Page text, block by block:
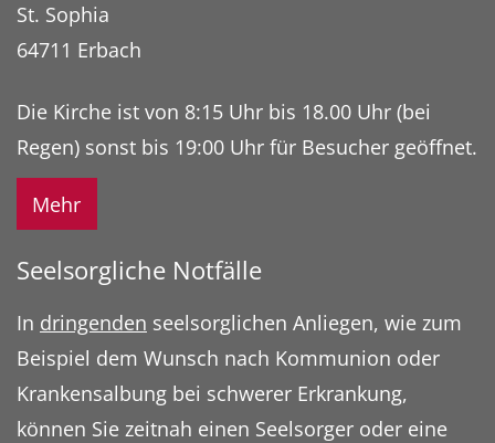
St. Sophia
64711 Erbach
Die Kirche ist von 8:15 Uhr bis 18.00 Uhr (bei
Regen) sonst bis 19:00 Uhr für Besucher geöffnet.
Mehr
Seelsorgliche Notfälle
In dringenden seelsorglichen Anliegen, wie zum
Beispiel dem Wunsch nach Kommunion oder
Krankensalbung bei schwerer Erkrankung,
können Sie zeitnah einen Seelsorger oder eine